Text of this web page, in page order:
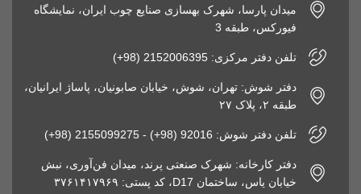
میدان پارسا، شهرک بهسازی صنایع چوب ایران، نمایشگاه
فیورکس، طبقه 3
تلفن دفتر مرکزی: 2152006395 (98+)
دفتر شوش: تهران، شوش، خیابان صابونیان، پاساژ ایرانیان،
طبقه ۲، پلاک ۲۷
تلفن دفتر شوش: 92016 (98+) - 2155099275 (98+)
دفتر کارخانه: شهرک صنعتی پرند، میدان فن‌آوری، نبش
خیابان یاس، ساختمان D17، کد پستی: ۳۷۶۱۴۱۷۹۶۹